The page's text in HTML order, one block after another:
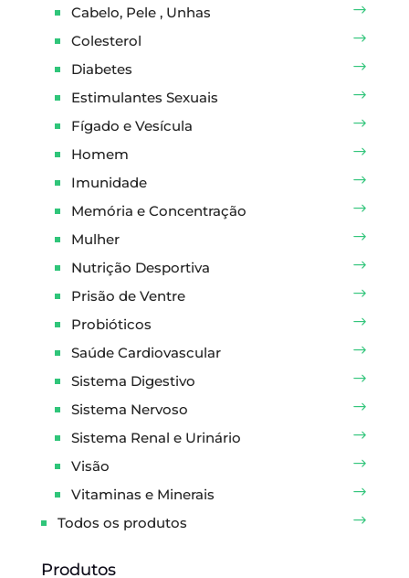
Cabelo, Pele , Unhas
Colesterol
Diabetes
Estimulantes Sexuais
Fígado e Vesícula
Homem
Imunidade
Memória e Concentração
Mulher
Nutrição Desportiva
Prisão de Ventre
Probióticos
Saúde Cardiovascular
Sistema Digestivo
Sistema Nervoso
Sistema Renal e Urinário
Visão
Vitaminas e Minerais
Todos os produtos
Produtos